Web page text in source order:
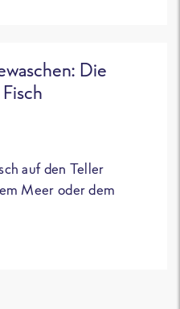
Die
auf den Teller
Meer oder dem